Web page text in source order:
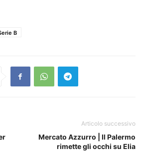
B
Articolo successivo
Mercato Azzurro | Il Palermo
rimette gli occhi su Elia